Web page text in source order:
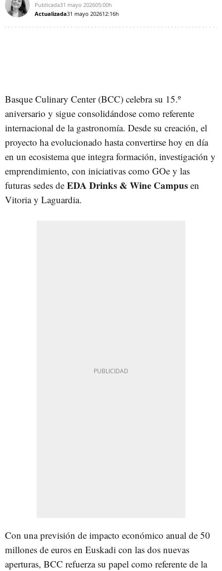
Publicada31 mayo 202605:00h
Actualizada31 mayo 202612:16h
Basque Culinary Center (BCC) celebra su 15.º
aniversario y sigue consolidándose como referente
internacional de la gastronomía. Desde su creación, el
proyecto ha evolucionado hasta convertirse hoy en día
en un ecosistema que integra formación, investigación y
emprendimiento, con iniciativas como GOe y las
futuras sedes de EDA Drinks & Wine Campus en
Vitoria y Laguardia.
Con una previsión de impacto económico anual de 50
millones de euros en Euskadi con las dos nuevas
aperturas, BCC refuerza su papel como referente de la